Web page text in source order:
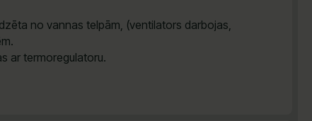
no vannas telpām, (ventilators darbojas,
ar termoregulatoru.